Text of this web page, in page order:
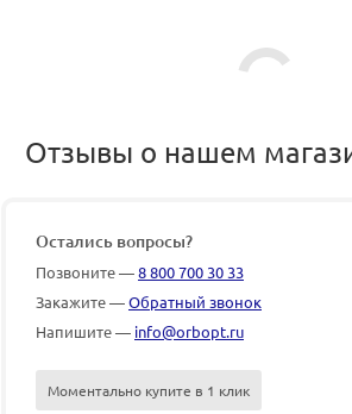
Отзывы о нашем
Остались вопросы?
Позвоните —8 800 700 30 33
Закажите —Обратный звонок
Напишите — info@orbopt.ru
Моментально купите в 1 клик